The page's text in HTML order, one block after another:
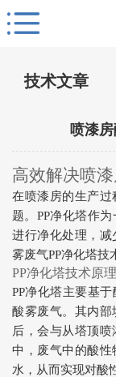
技术文章
喷漆
高效解决喷
在喷漆房的生产过
题。PP净化塔作
进行净化处理，减
雾废气PP净化塔技
PP净化塔技术原理
PP净化塔主要基
酸雾废气。其内
后，会与从塔顶
中，废气中的酸性
水，从而实现对酸